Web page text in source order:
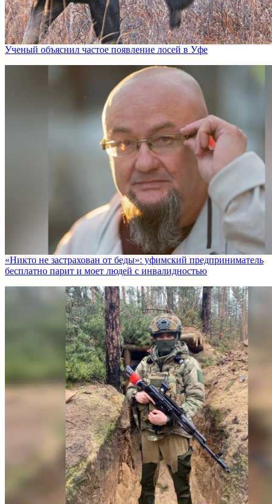
Ученый объяснил частое появление лосей в Уфе
«Никто не заcтрахован от беды»: уфимский предприниматель
бесплатно парит и моет людей с инвалидностью